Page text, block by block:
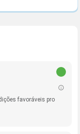
favoráveis pro